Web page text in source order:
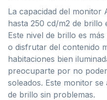
La capacidad del monitor
hasta 250 cd/m2 de
Este nivel de brillo es
o disfrutar del contenido
habitaciones bien
preocuparte por no
soleados. Este monitor se
de brillo sin problemas.